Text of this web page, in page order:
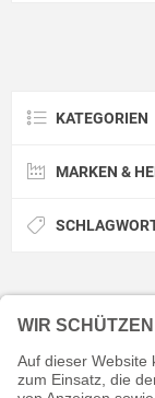
KATEGORIEN
MARKEN &